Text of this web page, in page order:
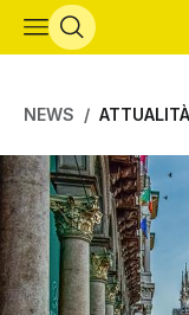
Vai al contenuto
NEWS ATTUALITÀ